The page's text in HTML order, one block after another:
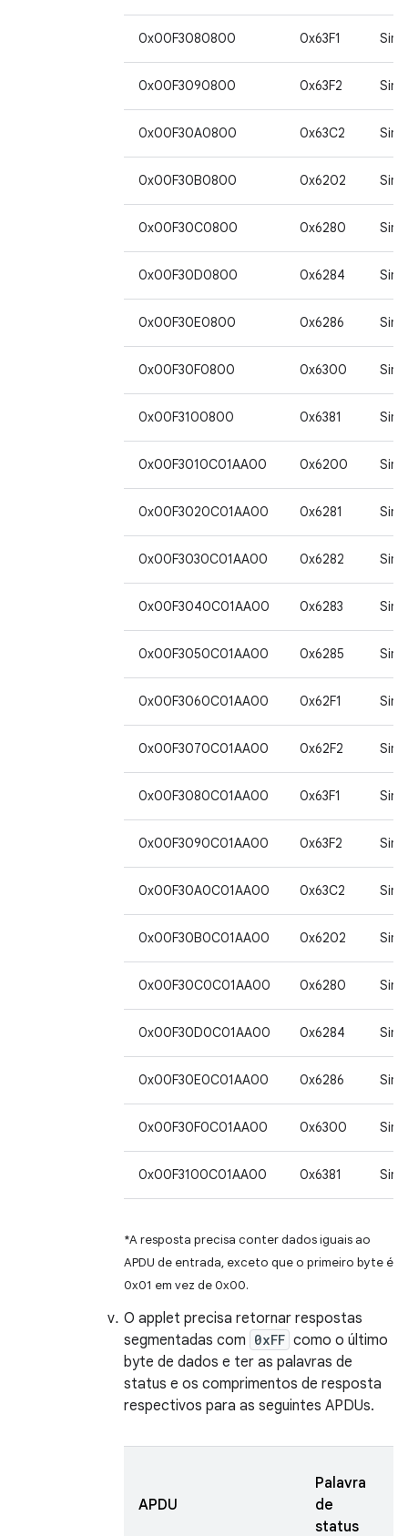
0x00F3080800 0x63F1 Sim
0x00F3090800 0x63F2 Sim
0x00F30A0800 0x63C2 Sim
0x00F30B0800 0x6202 Sim
0x00F30C0800 0x6280 Sim
0x00F30D0800 0x6284 Sim
0x00F30E0800 0x6286 Sim
0x00F30F0800 0x6300 Sim
0x00F3100800 0x6381 Sim
0x00F3010C01AA00 0x6200 Sim*
0x00F3020C01AA00 0x6281 Sim*
0x00F3030C01AA00 0x6282 Sim*
0x00F3040C01AA00 0x6283 Sim*
0x00F3050C01AA00 0x6285 Sim*
0x00F3060C01AA00 0x62F1 Sim*
0x00F3070C01AA00 0x62F2 Sim*
0x00F3080C01AA00 0x63F1 Sim*
0x00F3090C01AA00 0x63F2 Sim*
0x00F30A0C01AA00 0x63C2 Sim*
0x00F30B0C01AA00 0x6202 Sim*
0x00F30C0C01AA00 0x6280 Sim*
0x00F30D0C01AA00 0x6284 Sim*
0x00F30E0C01AA00 0x6286 Sim*
0x00F30F0C01AA00 0x6300 Sim*
0x00F3100C01AA00 0x6381 Sim*
*A resposta precisa conter dados iguais ao
APDU de entrada, exceto que o primeiro byte é
0x01 em vez de 0x00.
O applet precisa retornar respostas
segmentadas com 0xFF como o último
byte de dados e ter as palavras de
status e os comprimentos de resposta
respectivos para as seguintes APDUs.
APDU
Palavra
de
status